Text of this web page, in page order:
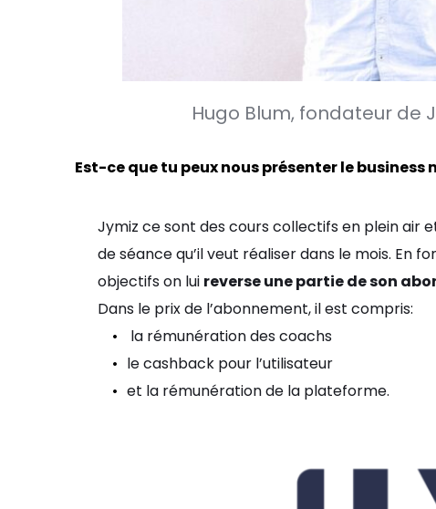
Hugo Blum, fondateur de
Est-ce que tu peux nous présenter le business
Jymiz ce sont des cours collectifs en plein air
de séance qu’il veut réaliser dans le mois. En
objectifs on lui reverse une partie de son
Dans le prix de l’abonnement, il est compris:
la rémunération des coachs
le cashback pour l’utilisateur
et la rémunération de la plateforme.